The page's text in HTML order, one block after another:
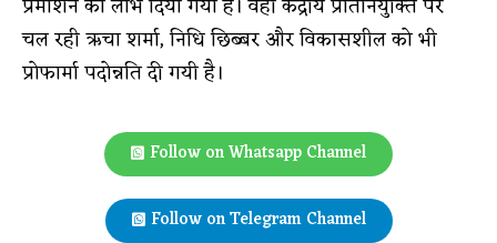
चल रही ऋचा शर्मा, निधि छिब्बर और विकासशील को भी
प्रोफार्मा पदोन्नति दी गयी है।
Follow on Whatsapp Channel
Follow on Telegram Channel